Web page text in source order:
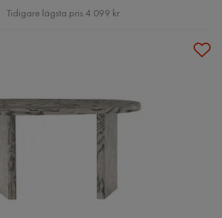
Pris
Tidigare lägsta pris 4 099 kr